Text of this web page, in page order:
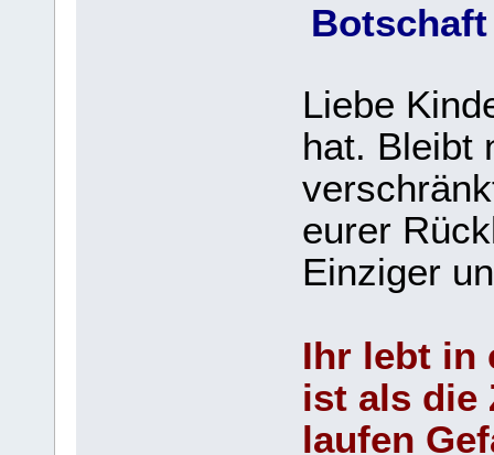
Botschaft
Liebe
hat. Bleibt
eurer
Einziger
Ihr lebt in
ist als die
laufen